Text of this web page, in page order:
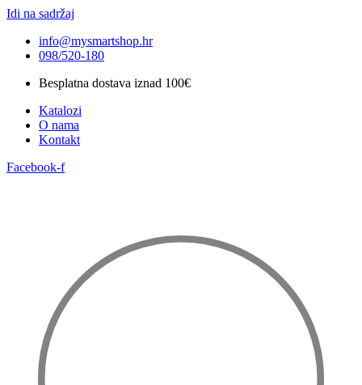
Idi na sadržaj
info@mysmartshop.hr
098/520-180
Besplatna dostava iznad 100€
Katalozi
O nama
Kontakt
Facebook-f